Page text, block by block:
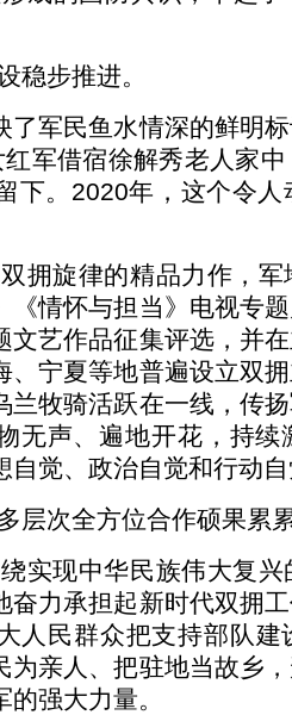
步推进。
了军民鱼水情深的鲜明
军借宿徐解秀老人家
下。2020年，这个令
拥旋律的精品力作，
《情怀与担当》电视专
文艺作品征集评选，并
、宁夏等地普遍设立双
兰牧骑活跃在一线，传
声、遍地开花，持续
自觉、政治自觉和行动
层次全方位合作硕果累
实现中华民族伟大复
奋力承担起新时代双拥
人民群众把支持部队建
为亲人、把驻地当故乡
强大力量。